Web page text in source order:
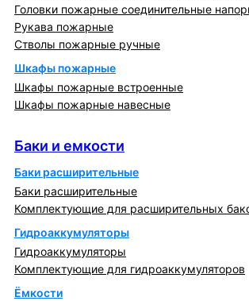
Головки пожарные соединительные
Рукава пожарные
Стволы пожарные ручные
Шкафы пожарные
Шкафы пожарные встроенные
Шкафы пожарные навесные
Баки и емкости
Баки расширительные
Баки расширительные
Комплектующие для расширительных
Гидроаккумуляторы
Гидроаккумуляторы
Комплектующие для гидроаккумуляторов
Ёмкости